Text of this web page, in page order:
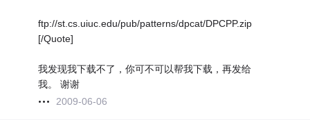
ftp://st.cs.uiuc.edu/pub/patterns/dpcat/DPCPP.zip
[/Quote]
我发现我下载不了，你可不可以帮我下载，再发给
我。 谢谢
2009-06-06